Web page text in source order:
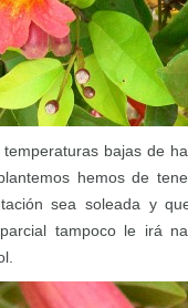
bajas de
hemos de
sea soleada y
tampoco le irá